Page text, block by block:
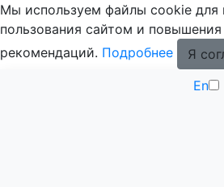
Мы используем файлы cookie для
пользования сайтом и повышения
рекомендаций. Подробнее
Я
En